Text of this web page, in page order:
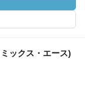
ックス・エース)